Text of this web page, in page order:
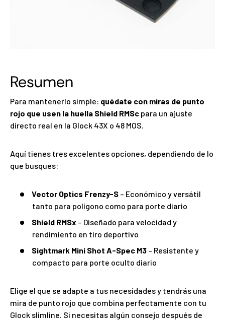
Resumen
Para mantenerlo simple: quédate con miras de punto
rojo que usen la huella Shield RMSc para un ajuste
directo real en la Glock 43X o 48 MOS.
Aquí tienes tres excelentes opciones, dependiendo de lo
que busques:
Vector Optics Frenzy-S – Económico y versátil
tanto para polígono como para porte diario
Shield RMSx – Diseñado para velocidad y
rendimiento en tiro deportivo
Sightmark Mini Shot A-Spec M3 – Resistente y
compacto para porte oculto diario
Elige el que se adapte a tus necesidades y tendrás una
mira de punto rojo que combina perfectamente con tu
Glock slimline. Si necesitas algún consejo después de